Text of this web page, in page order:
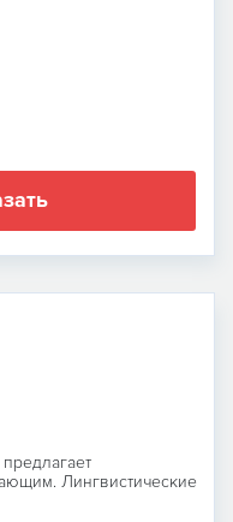
Лингвистические